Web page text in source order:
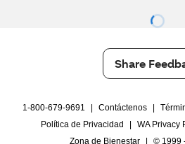
Share
1-800-679-9691 Contáctenos
Política de Privacidad
WA Privacy
Zona de Bienestar
© 1999